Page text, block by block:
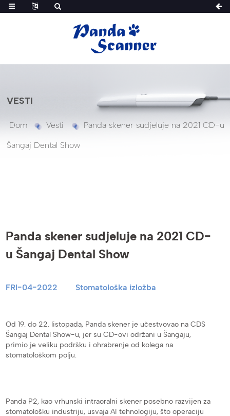
VESTI
Dom Vesti Panda skener sudjeluje na 2021 CD-u
Šangaj Dental Show
Panda skener sudjeluje na 2021 CD-
u Šangaj Dental Show
FRI-04-2022 Stomatološka izložba
Od 19. do 22. listopada, Panda skener je učestvovao na CDS
Šangaj Dental Show-u, jer su CD-ovi održani u Šangaju,
primio je veliku podršku i ohrabrenje od kolega na
stomatološkom polju.
Panda P2, kao vrhunski intraoralni skener posebno razvijen za
stomatološku industriju, usvaja AI tehnologiju, što operaciju